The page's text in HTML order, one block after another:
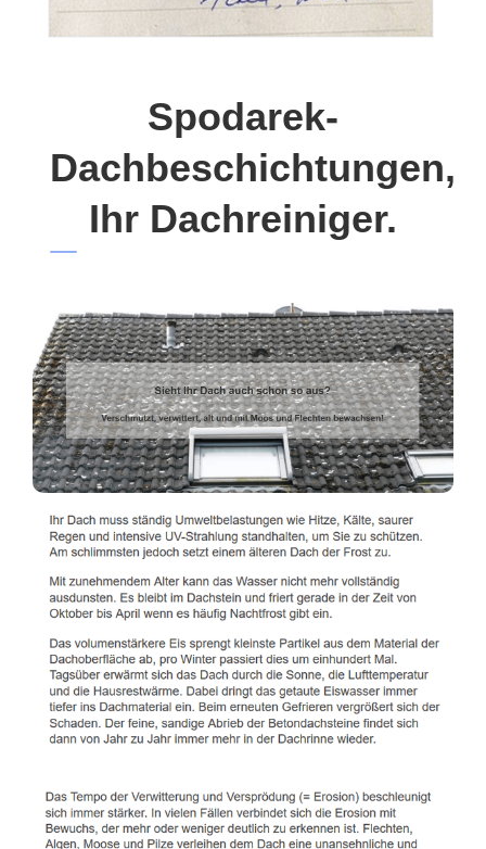
Spodarek-
Dachbeschichtungen,
Ihr Dachreiniger.